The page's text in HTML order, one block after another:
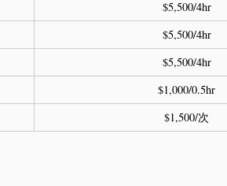
$5,500/4hr
$5,500/4hr
$5,500/4hr
$1,000/0.5hr
$1,500/次